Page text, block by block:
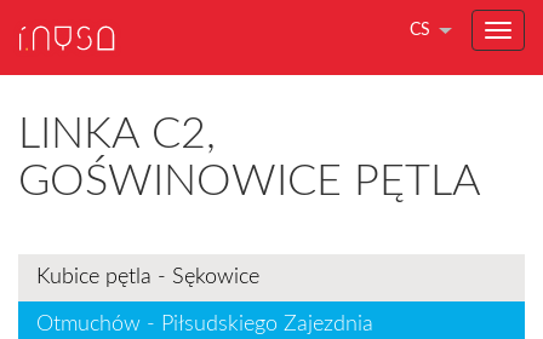
CS
LINKA C2,
GOŚWINOWICE PĘTLA
Kubice pętla - Sękowice
Otmuchów - Piłsudskiego Zajezdnia